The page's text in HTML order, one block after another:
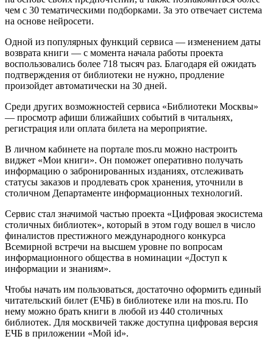
чем с 30 тематическими подборками. За это отвечает система
на основе нейросети.
Одной из популярных функций сервиса — изменением даты
возврата книги — с момента начала работы проекта
воспользовались более 718 тысяч раз. Благодаря ей ожидать
подтверждения от библиотеки не нужно, продление
произойдет автоматически на 30 дней.
Среди других возможностей сервиса «Библиотеки Москвы»
— просмотр афиши ближайших событий в читальнях,
регистрация или оплата билета на мероприятие.
В личном кабинете на портале mos.ru можно настроить
виджет «Мои книги». Он поможет оперативно получать
информацию о забронированных изданиях, отслеживать
статусы заказов и продлевать срок хранения, уточнили в
столичном Департаменте информационных технологий.
Сервис стал значимой частью проекта «Цифровая экосистема
столичных библиотек», который в этом году вошел в число
финалистов престижного международного конкурса
Всемирной встречи на высшем уровне по вопросам
информационного общества в номинации «Доступ к
информации и знаниям».
Чтобы начать им пользоваться, достаточно оформить единый
читательский билет (ЕЧБ) в библиотеке или на mos.ru. По
нему можно брать книги в любой из 440 столичных
библиотек. Для москвичей также доступна цифровая версия
ЕЧБ в приложении «Мой id».